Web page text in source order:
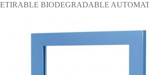
ETIRABLE BIODEGRADABLE